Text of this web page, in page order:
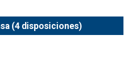
(4 disposiciones)